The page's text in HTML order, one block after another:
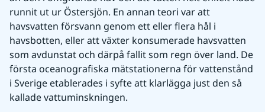
runnit ut ur Östersjön. En annan teori var att
havsvatten försvann genom ett eller flera hål i
havsbotten, eller att växter konsumerade havsvatten
som avdunstat och därpå fallit som regn över land. De
första oceanografiska mätstationerna för vattenstånd
i Sverige etablerades i syfte att klarlägga just den så
kallade vattuminskningen.